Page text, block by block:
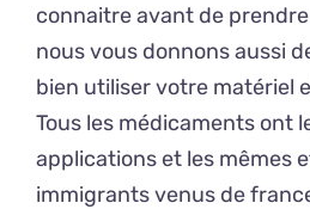
connaitre avant de
nous vous donnons aussi
bien utiliser votre matériel
Tous les médicaments ont
applications et les mêmes
immigrants venus de